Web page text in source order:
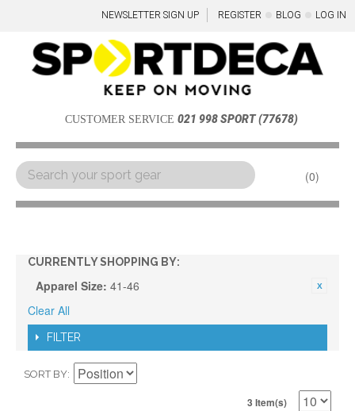
NEWSLETTER SIGN UP REGISTER BLOG LOG IN
CUSTOMER SERVICE 021 998 SPORT (77678)
0
Menu
CURRENTLY SHOPPING BY:
Apparel Size: 41-46
Clear All
FILTER
SORT BY
3 Item(s)